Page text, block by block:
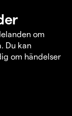
om
Du kan
om händelser